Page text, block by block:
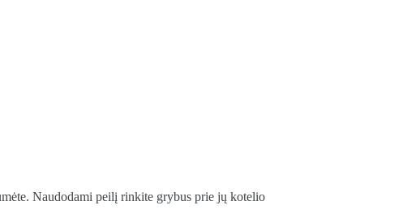
Naudodami peilį rinkite grybus prie jų kotelio